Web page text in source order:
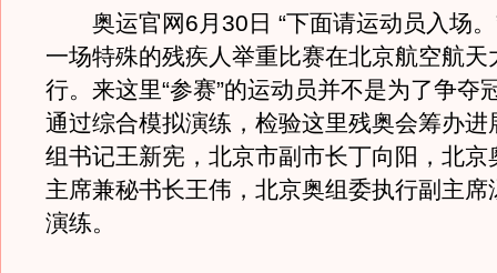
奥运官网6月30日 “下面请运动员入场。
一场特殊的残疾人举重比赛在北京航空航天
行。来这里“参赛”的运动员并不是为了争夺
通过综合模拟演练，检验这里残奥会筹办进
组书记王新宪，北京市副市长丁向阳，北京
主席兼秘书长王伟，北京奥组委执行副主席
演练。